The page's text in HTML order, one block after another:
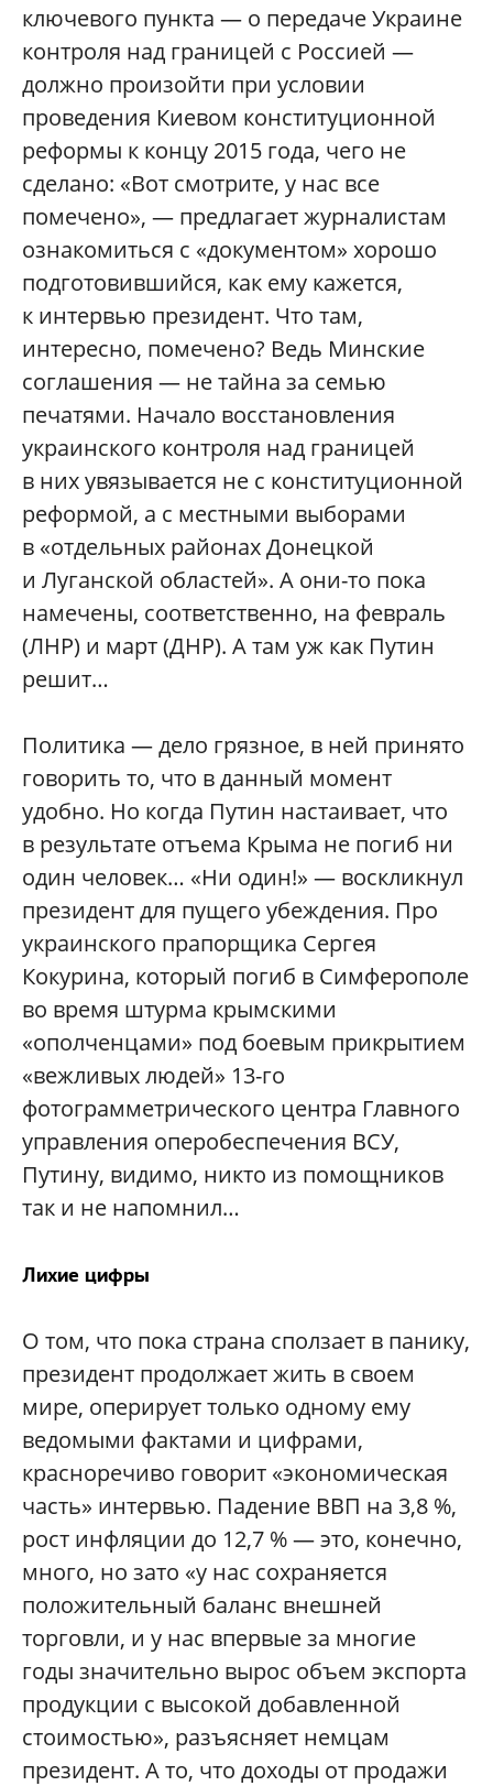
ключевого пункта — о передаче Украине
контроля над границей с Россией —
должно произойти при условии
проведения Киевом конституционной
реформы к концу 2015 года, чего не
сделано: «Вот смотрите, у нас все
помечено», — предлагает журналистам
ознакомиться с «документом» хорошо
подготовившийся, как ему кажется,
к интервью президент. Что там,
интересно, помечено? Ведь Минские
соглашения — не тайна за семью
печатями. Начало восстановления
украинского контроля над границей
в них увязывается не с конституционной
реформой, а с местными выборами
в «отдельных районах Донецкой
и Луганской областей». А они-то пока
намечены, соответственно, на февраль
(ЛНР) и март (ДНР). А там уж как Путин
решит…
Политика — дело грязное, в ней принято
говорить то, что в данный момент
удобно. Но когда Путин настаивает, что
в результате отъема Крыма не погиб ни
один человек… «Ни один!» — воскликнул
президент для пущего убеждения. Про
украинского прапорщика Сергея
Кокурина, который погиб в Симферополе
во время штурма крымскими
«ополченцами» под боевым прикрытием
«вежливых людей» 13-го
фотограмметрического центра Главного
управления оперобеспечения ВСУ,
Путину, видимо, никто из помощников
так и не напомнил…
Лихие цифры
О том, что пока страна сползает в панику,
президент продолжает жить в своем
мире, оперирует только одному ему
ведомыми фактами и цифрами,
красноречиво говорит «экономическая
часть» интервью. Падение ВВП на 3,8 %,
рост инфляции до 12,7 % — это, конечно,
много, но зато «у нас сохраняется
положительный баланс внешней
торговли, и у нас впервые за многие
годы значительно вырос объем экспорта
продукции с высокой добавленной
стоимостью», разъясняет немцам
президент. А то, что доходы от продажи